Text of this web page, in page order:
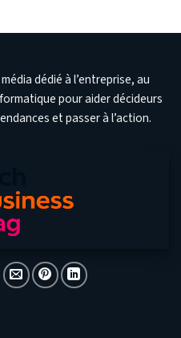
dédié à l’entreprise, au
pour aider décideurs
et passer à l’action.